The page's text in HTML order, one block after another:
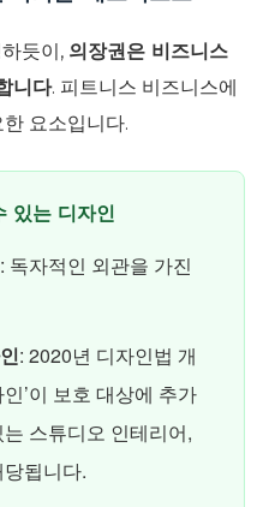
듯이, 의장권은 비즈니스
니다. 피트니스 비즈니스에
요소입니다.
있는 디자인
: 독자적인 외관을 가진
: 2020년 디자인법 개
’이 보호 대상에 추가
스튜디오 인테리어,
됩니다.